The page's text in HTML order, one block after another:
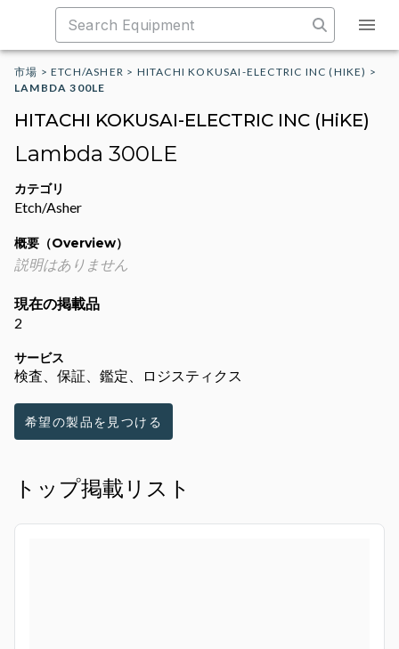
市場 >ETCH/ASHER > HITACHI KOKUSAI-ELECTRIC INC (HIKE) >
LAMBDA 300LE
HITACHI KOKUSAI-ELECTRIC INC (HiKE)
Lambda 300LE
カテゴリ
Etch/Asher
概要（Overview）
説明はありません
現在の掲載品
2
サービス
検査、保証、鑑定、ロジスティクス
希望の製品を見つける
トップ掲載リスト